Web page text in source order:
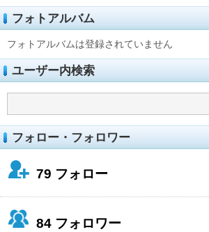
フォトアルバム
フォトアルバムは登録されていません
ユーザー内検索
フォロー・フォロワー
79 フォロー
84 フォロワー